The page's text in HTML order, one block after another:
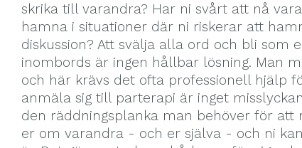
skrika till varandra? Har ni svårt att nå
hamna i situationer där ni riskerar att
diskussion? Att svälja alla ord och bli som
inombords är ingen hållbar lösning. Man
och här krävs det ofta professionell hjälp
anmäla sig till parterapi är inget
den räddningsplanka man behöver för att
er om varandra - och er själva - och ni